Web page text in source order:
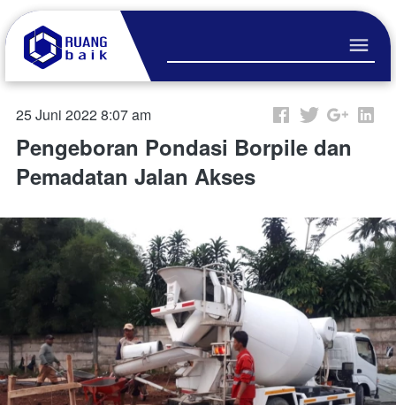
25 Juni 2022 8:07 am
Pengeboran Pondasi Borpile dan
Pemadatan Jalan Akses